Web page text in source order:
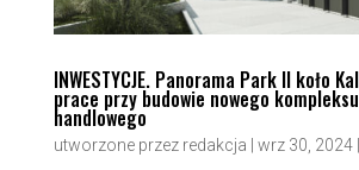
INWESTYCJE. Panorama Park II koło
prace przy budowie nowego
handlowego
utworzone przez redakcja wrz 30, 2024|